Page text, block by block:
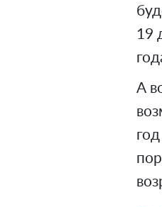
19
А